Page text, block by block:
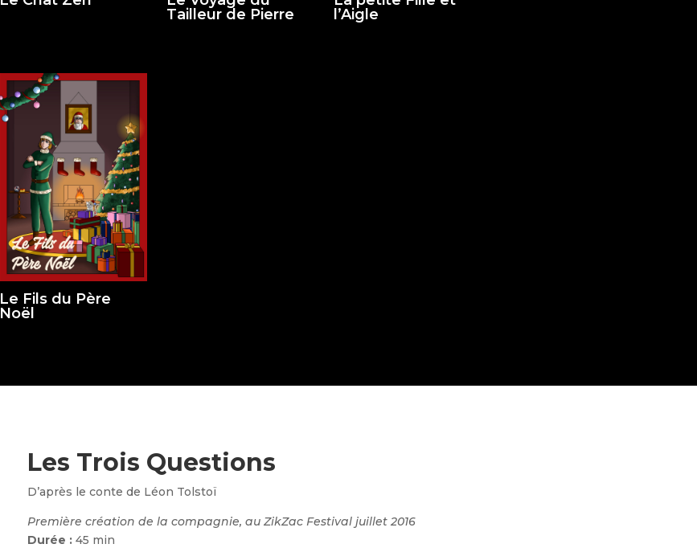
Tailleur de Pierre
l’Aigle
Le Fils du Père
Noël
Les Trois Questions
D’après le conte de Léon Tolstoï
Première création de la compagnie, au ZikZac Festival juillet 2016
Durée : 45 min